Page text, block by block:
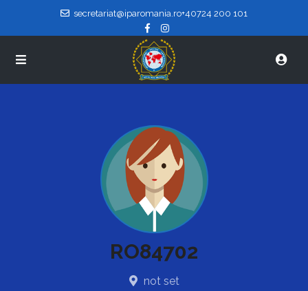
secretariat@iparomania.ro+40724 200 101
RO84702
not set